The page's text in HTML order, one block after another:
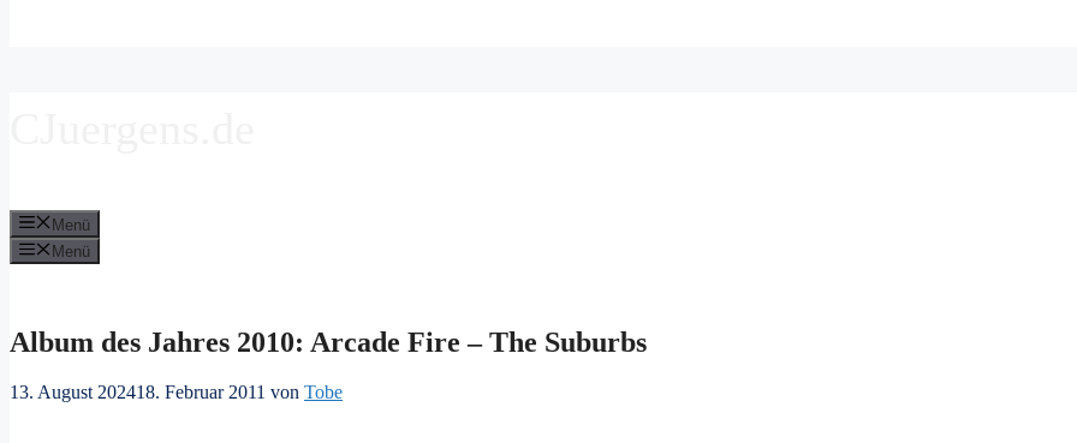
Menü
Menü
Album des Jahres 2010: Arcade Fire – The Suburbs
13. August 202418. Februar 2011 von Tobe